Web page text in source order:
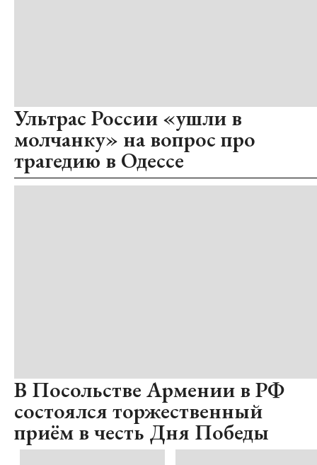
Ультрас России «ушли в
молчанку» на вопрос про
трагедию в Одессе
В Посольстве Армении в РФ
состоялся торжественный
приём в честь Дня Победы